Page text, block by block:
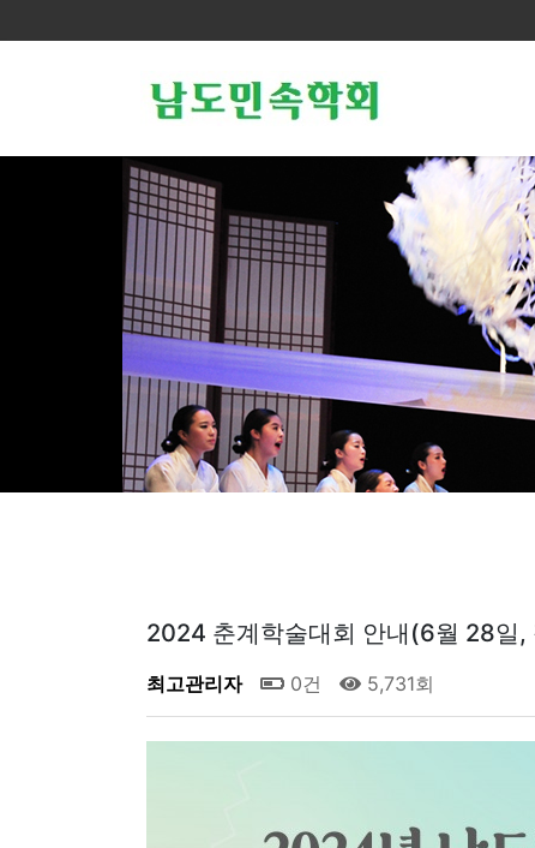
2024 춘계학술대회 안내(6월 28일,
최고관리자 0건 5,731회